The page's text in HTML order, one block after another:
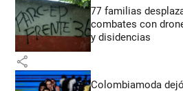
77 familias
combates con
y disidencias
share
Colombiamoda